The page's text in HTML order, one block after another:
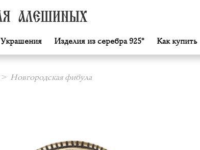
Украшения Изделия из серебра 925° Как купить
Новгородская фибула